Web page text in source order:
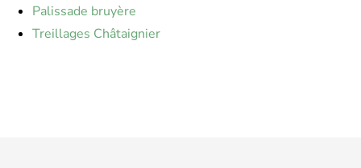
Palissade bruyère
Treillages Châtaignier